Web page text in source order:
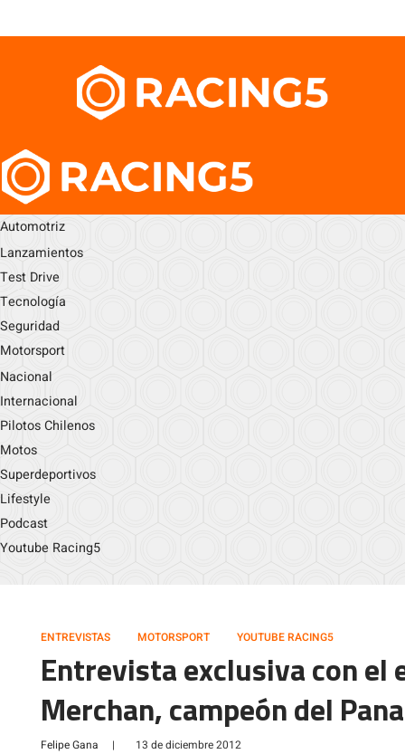
Automotriz
Lanzamientos
Test Drive
Tecnología
Seguridad
Motorsport
Nacional
Internacional
Pilotos Chilenos
Motos
Superdeportivos
Lifestyle
Podcast
Youtube Racing5
ENTREVISTAS MOTORSPORT YOUTUBE RACING5
Entrevista exclusiva con el
Merchan, campeón del
Felipe Gana | 13 de diciembre 2012